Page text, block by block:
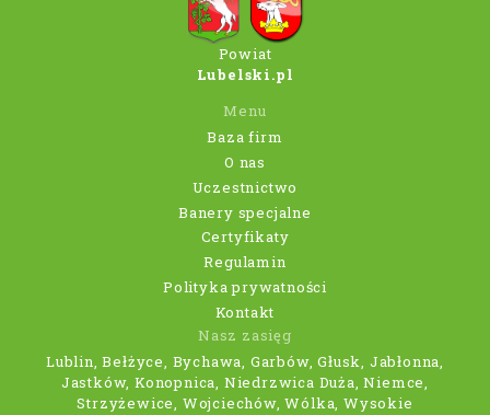
Powiat
Lubelski.pl
Menu
Baza firm
O nas
Uczestnictwo
Banery specjalne
Certyfikaty
Regulamin
Polityka prywatności
Kontakt
Nasz zasięg
Lublin, Bełżyce, Bychawa, Garbów, Głusk, Jabłonna,
Jastków, Konopnica, Niedrzwica Duża, Niemce,
Strzyżewice, Wojciechów, Wólka, Wysokie